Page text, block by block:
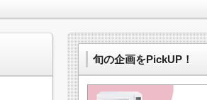
旬の企画をPickUP！